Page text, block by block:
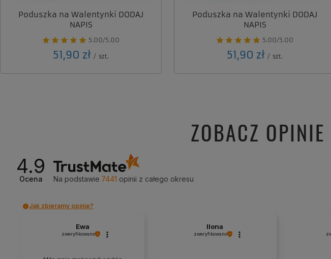
Poduszka na Walentynki DODAJ
NAPIS
5.00/5.00
51,90 zł / szt.
Poduszka na Walentynki DODAJ
NAPIS
5.00/5.00
51,90 zł / szt.
ZOBACZ
4.9
Ocena Na podstawie 7441 opinii z całego okresu
Jak zbieramy opinie?
Ewa
zweryfikowano
Ilona
zweryfikowano